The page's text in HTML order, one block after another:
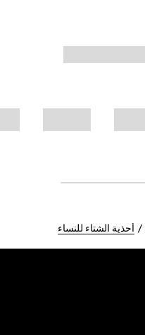
أحذية الشتاء للنساء